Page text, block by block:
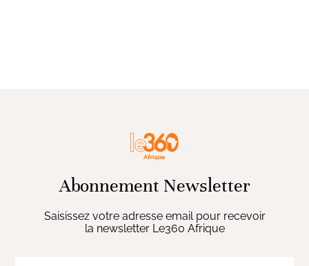
Abonnement Newsletter
Saisissez votre adresse email pour recevoir
la newsletter Le360 Afrique